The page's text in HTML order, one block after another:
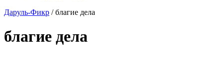
Даруль-Фикр /благие дела
благие дела